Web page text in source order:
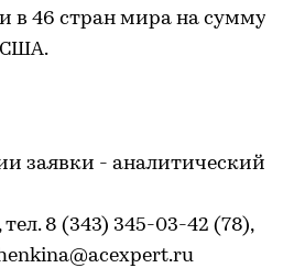
в 46 стран мира на сумму
США.
заявки - аналитический
8 (343) 345-03-42 (78),